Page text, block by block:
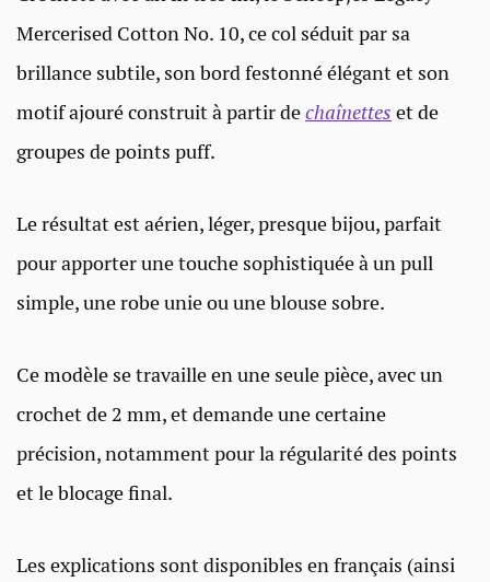
Mercerised Cotton No. 10, ce col séduit par sa
brillance subtile, son bord festonné élégant et son
motif ajouré construit à partir dechaînettes et de
groupes de points puff.
Le résultat est aérien, léger, presque bijou, parfait
pour apporter une touche sophistiquée à un pull
simple, une robe unie ou une blouse sobre.
Ce modèle se travaille en une seule pièce, avec un
crochet de 2 mm, et demande une certaine
précision, notamment pour la régularité des points
et le blocage final.
Les explications sont disponibles en français (ainsi